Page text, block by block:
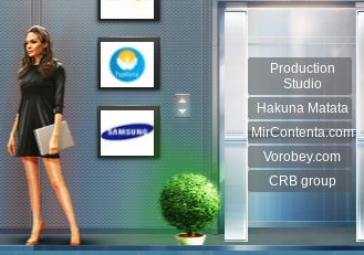
Production
Studio
Hakuna Matata
MirContenta.com
Vorobey.com
CRB group